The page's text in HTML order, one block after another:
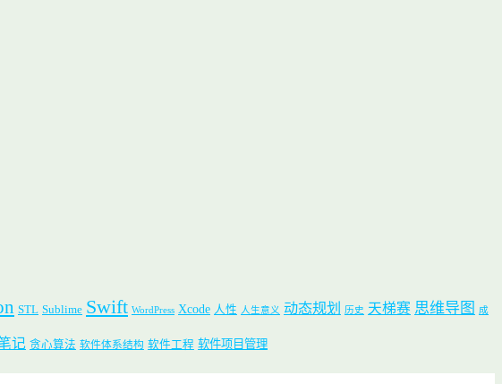
STL Sublime Swift WordPress Xcode 人性 人生意义 动态规划 历史 天梯赛 思维导图 成
记 贪心算法 软件体系结构 软件工程 软件项目管理